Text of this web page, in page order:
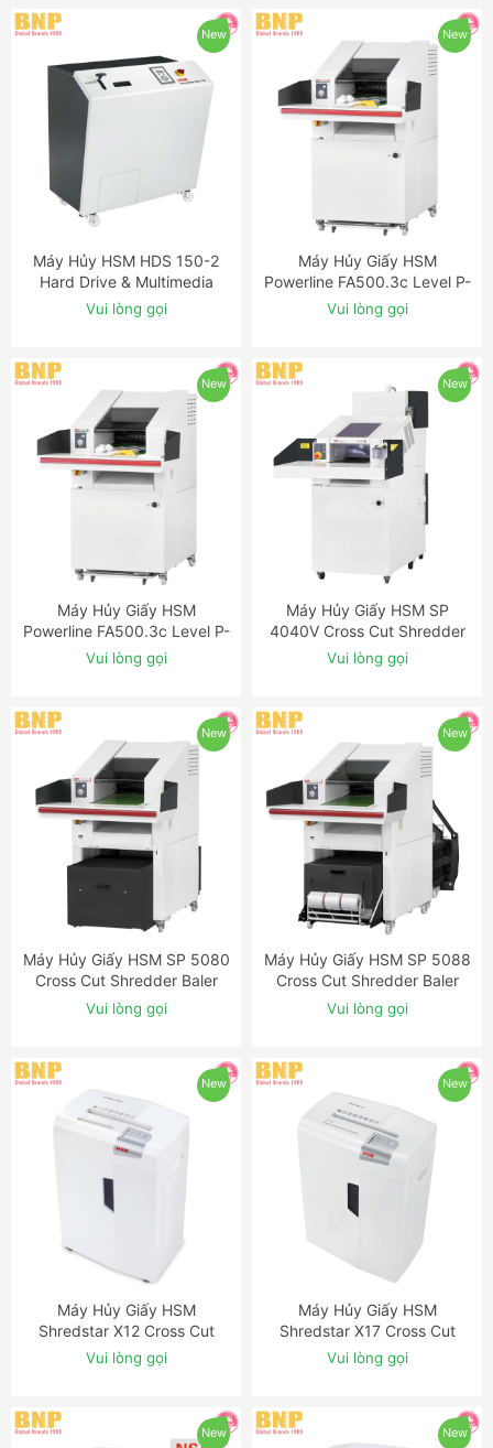
New
ĐẶT NGAY
Máy Hủy HSM HDS 150-2
Hard Drive & Multimedia
Shredder
Vui lòng gọi
New
ĐẶT NGAY
Máy Hủy Giấy HSM
Powerline FA500.3c Level P-
2 Strip Cut Industrial
Shredder
Vui lòng gọi
New
ĐẶT NGAY
Máy Hủy Giấy HSM
Powerline FA500.3c Level P-
3 Cross Cut Industrial
Shredder
Vui lòng gọi
New
ĐẶT NGAY
Máy Hủy Giấy HSM SP
4040V Cross Cut Shredder
Baler Combination
Vui lòng gọi
New
ĐẶT NGAY
Máy Hủy Giấy HSM SP 5080
Cross Cut Shredder Baler
Combination
Vui lòng gọi
New
ĐẶT NGAY
Máy Hủy Giấy HSM SP 5088
Cross Cut Shredder Baler
Combination
Vui lòng gọi
New
ĐẶT NGAY
Máy Hủy Giấy HSM
Shredstar X12 Cross Cut
Shredder
Vui lòng gọi
New
ĐẶT NGAY
Máy Hủy Giấy HSM
Shredstar X17 Cross Cut
Shredder
Vui lòng gọi
New New